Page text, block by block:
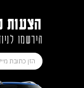
הצעות
הירשמו